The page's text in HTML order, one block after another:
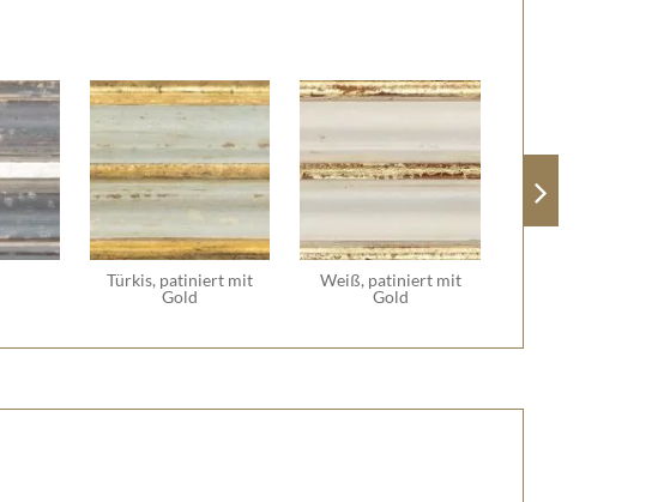
Türkis, patiniert mit
Gold
Weiß, patiniert mit
Gold